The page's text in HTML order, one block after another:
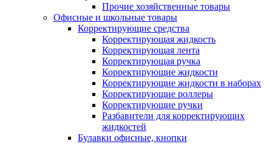
Прочие хозяйственные товары
Офисные и школьные товары
Корректирующие средства
Корректирующая жидкость
Корректирующая лента
Корректирующая ручка
Корректирующие жидкости
Корректирующие жидкости в наборах
Корректирующие роллеры
Корректирующие ручки
Разбавители для корректирующих
жидкостей
Булавки офисные, кнопки